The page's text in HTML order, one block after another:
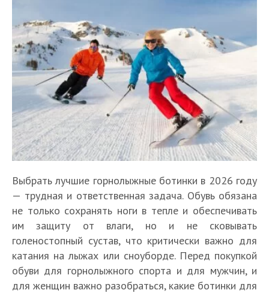
Выбрать лучшие горнолыжные ботинки в 2026 году
— трудная и ответственная задача. Обувь обязана
не только сохранять ноги в тепле и обеспечивать
им защиту от влаги, но и не сковывать
голеностопный сустав, что критически важно для
катания на лыжах или сноуборде. Перед покупкой
обуви для горнолыжного спорта и для мужчин, и
для женщин важно разобраться, какие ботинки для